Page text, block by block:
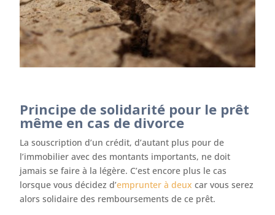
Principe de solidarité pour le prêt
même en cas de divorce
La souscription d’un crédit, d’autant plus pour de
l’immobilier avec des montants importants, ne doit
jamais se faire à la légère. C’est encore plus le cas
lorsque vous décidez d’emprunter à deux car vous serez
alors solidaire des remboursements de ce prêt.